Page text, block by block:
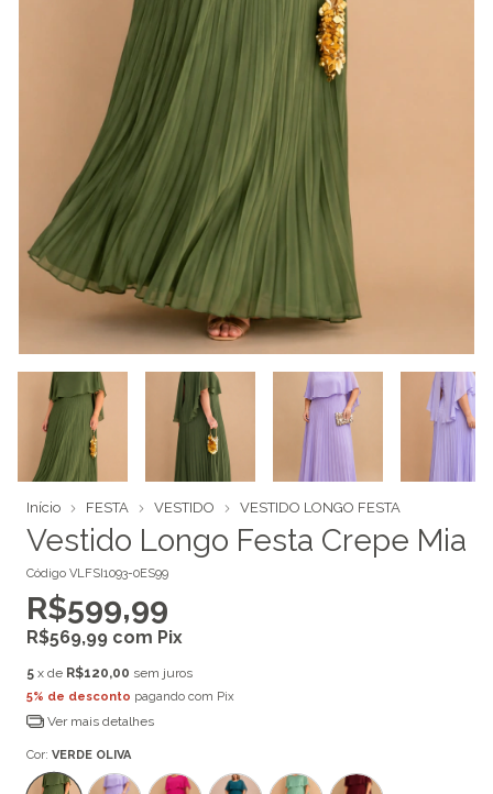
Início FESTA VESTIDO VESTIDO LONGO FESTA
Vestido Longo Festa Crepe Mia
Código VLFSI1093-0ES99
R$599,99
R$569,99 com Pix
5 x de R$120,00 sem juros
5% de desconto pagando com Pix
Ver mais detalhes
Cor: VERDE OLIVA